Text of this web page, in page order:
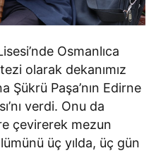
Osmanlıca
olarak dekanımız
Şükrü Paşa’nın Edirne
verdi. Onu da
çevirerek mezun
üç yılda, üç gün